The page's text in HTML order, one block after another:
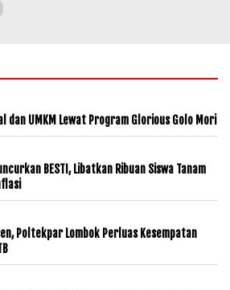
dan UMKM Lewat Program Glorious Golo Mori
BESTI, Libatkan Ribuan Siswa Tanam
Poltekpar Lombok Perluas Kesempatan